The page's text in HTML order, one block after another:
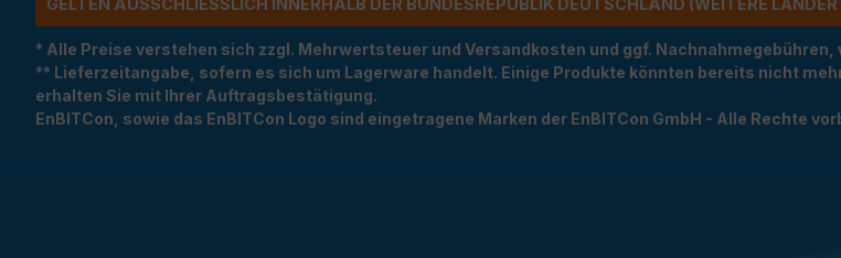
ELTEN AUSSCHLIESSLICH INNERHALB DER BUNDESREPUBLIK DEUTSCHLAND (WEITERE LÄNDER
* Alle Preise verstehen sich zzgl. Mehrwertsteuer und Versandkosten und ggf.
** Lieferzeitangabe, sofern es sich um Lagerware handelt. Einige Produkte könnten bereits nicht
erhalten Sie mit Ihrer Auftragsbestätigung.
EnBITCon, sowie das EnBITCon Logo sind eingetragene Marken der EnBITCon GmbH - Alle Rechte